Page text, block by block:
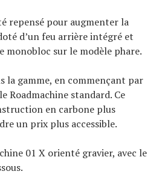
repensé pour augmenter la
d’un feu arrière intégré et
monobloc sur le modèle phare.
la gamme, en commençant par
Roadmachine standard. Ce
en carbone plus
un prix plus accessible.
01 X orienté gravier, avec le